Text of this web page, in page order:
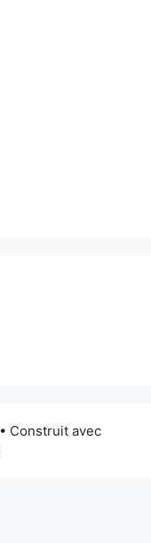
• Construit avec